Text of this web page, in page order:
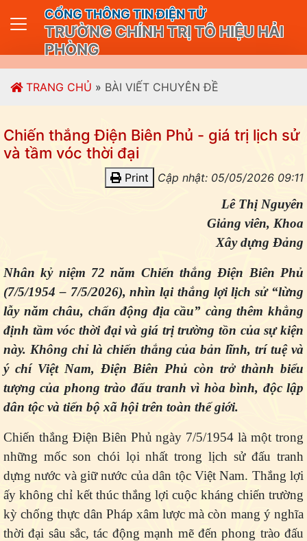
CỔNG THÔNG TIN ĐIỆN TỬ
TRƯỜNG CHÍNH TRỊ TÔ HIỆU HẢI
PHÒNG
TRANG CHỦ » BÀI VIẾT CHUYÊN ĐỀ
Chiến thắng Điện Biên Phủ - giá trị lịch sử
và tầm vóc thời đại
Print Cập nhật: 05/05/2026 09:11
Lê Thị Nguyên
Giảng viên, Khoa
Xây dựng Đảng
Nhân kỷ niệm 72 năm Chiến thắng Điện Biên Phủ
(7/5/1954 – 7/5/2026), nhìn lại thắng lợi lịch sử “lừng
lẫy năm châu, chấn động địa cầu” càng thêm khẳng
định tầm vóc thời đại và giá trị trường tồn của sự kiện
này. Không chỉ là chiến thắng của bản lĩnh, trí tuệ và
ý chí Việt Nam, Điện Biên Phủ còn trở thành biểu
tượng của phong trào đấu tranh vì hòa bình, độc lập
dân tộc và tiến bộ xã hội trên toàn thế giới.
Chiến thắng Điện Biên Phủ ngày 7/5/1954 là một trong
những mốc son chói lọi nhất trong lịch sử đấu tranh
dựng nước và giữ nước của dân tộc Việt Nam. Thắng lợi
ấy không chỉ kết thúc thắng lợi cuộc kháng chiến trường
kỳ chống thực dân Pháp xâm lược mà còn mang ý nghĩa
thời đại sâu sắc, tác động mạnh mẽ đến phong trào đấu